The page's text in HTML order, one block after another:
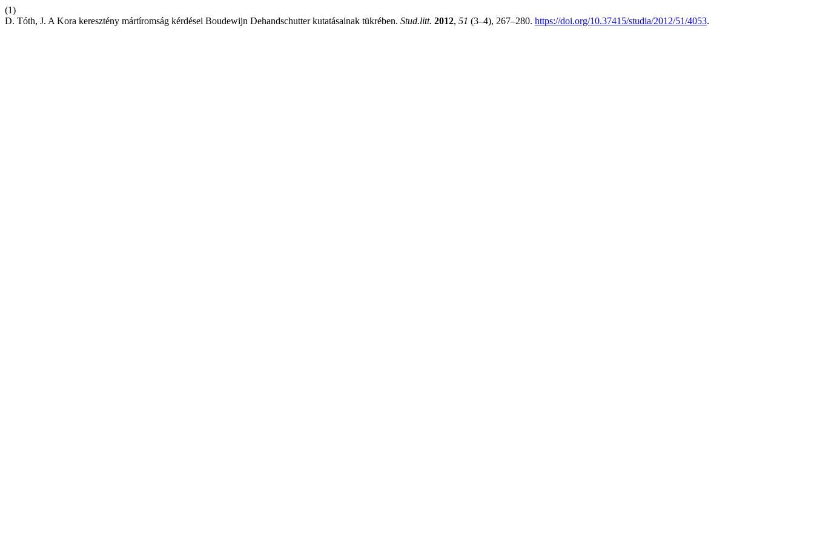
(1)
D. Tóth, J. A Kora keresztény mártíromság kérdései Boudewijn Dehandschutter kutatásainak tükrében. Stud.litt. 2012, 51 (3–4), 267–280. https://doi.org/10.37415/studia/2012/51/4053.